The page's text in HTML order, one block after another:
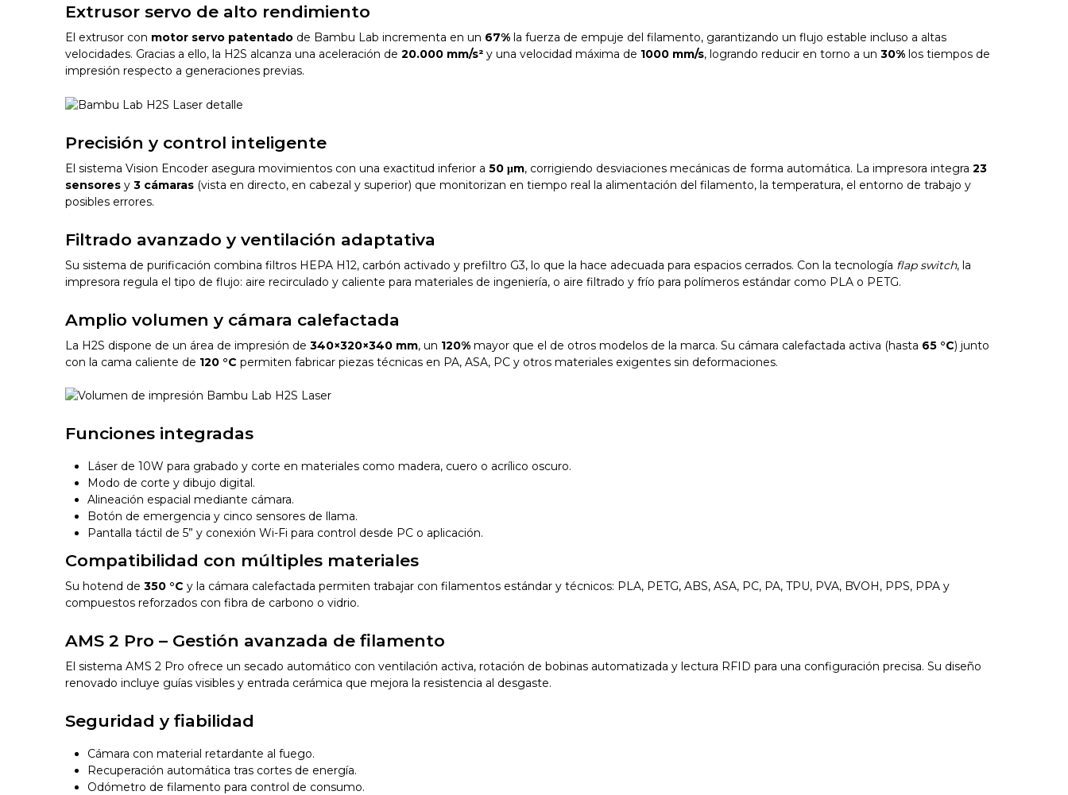
Extrusor servo de alto rendimiento
El extrusor con motor servo patentado de Bambu Lab incrementa en un 67% la fuerza de empuje del filamento, garantizando un flujo estable incluso a altas
velocidades. Gracias a ello, la H2S alcanza una aceleración de20.000 mm/s² y una velocidad máxima de 1000 mm/s, logrando reducir en torno a un30% los tiempos de
impresión respecto a generaciones previas.
Precisión y control inteligente
El sistema Vision Encoder asegura movimientos con una exactitud inferior a50 μm, corrigiendo desviaciones mecánicas de forma automática. La impresora integra23
sensores y3 cámaras (vista en directo, en cabezal y superior) que monitorizan en tiempo real la alimentación del filamento, la temperatura, el entorno de trabajo y
posibles errores.
Filtrado avanzado y ventilación adaptativa
Su sistema de purificación combina filtros HEPA H12, carbón activado y prefiltro G3, lo que la hace adecuada para espacios cerrados. Con la tecnología flap switch, la
impresora regula el tipo de flujo: aire recirculado y caliente para materiales de ingeniería, o aire filtrado y frío para polímeros estándar como PLA o PETG.
Amplio volumen y cámara calefactada
La H2S dispone de un área de impresión de340×320×340 mm, un 120% mayor que el de otros modelos de la marca. Su cámara calefactada activa (hasta 65 °C) junto
con la cama caliente de 120 °C permiten fabricar piezas técnicas en PA, ASA, PC y otros materiales exigentes sin deformaciones.
Funciones integradas
Láser de 10W para grabado y corte en materiales como madera, cuero o acrílico oscuro.
Modo de corte y dibujo digital.
Alineación espacial mediante cámara.
Botón de emergencia y cinco sensores de llama.
Pantalla táctil de 5” y conexión Wi-Fi para control desde PC o aplicación.
Compatibilidad con múltiples materiales
Su hotend de350 °C y la cámara calefactada permiten trabajar con filamentos estándar y técnicos: PLA, PETG, ABS, ASA, PC, PA, TPU, PVA, BVOH, PPS, PPA y
compuestos reforzados con fibra de carbono o vidrio.
AMS 2 Pro – Gestión avanzada de filamento
El sistema AMS 2 Pro ofrece un secado automático con ventilación activa, rotación de bobinas automatizada y lectura RFID para una configuración precisa. Su diseño
renovado incluye guías visibles y entrada cerámica que mejora la resistencia al desgaste.
Seguridad y fiabilidad
Cámara con material retardante al fuego.
Recuperación automática tras cortes de energía.
Odómetro de filamento para control de consumo.